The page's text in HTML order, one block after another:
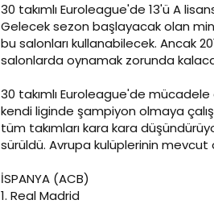
30 takımlı Euroleague'de 13'ü A
Gelecek sezon başlayacak olan
bu salonları kullanabilecek. Ancak
salonlarda oynamak zorunda
30 takımlı Euroleague'de
kendi liginde şampiyon olmaya
tüm takımları kara kara
sürüldü. Avrupa kulüplerinin mevcut
İSPANYA (ACB)
1. Real Madrid